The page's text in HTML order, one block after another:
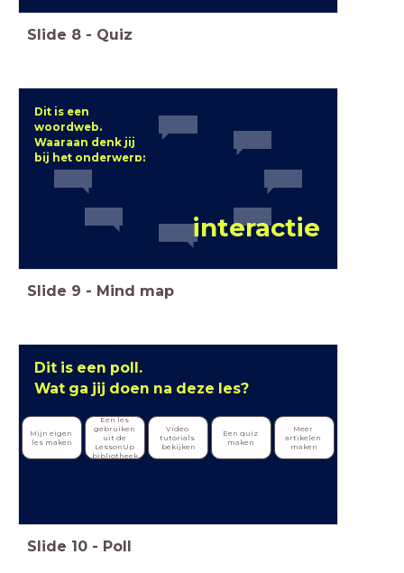
Slide 8 - Quiz
Dit is een
woordweb.
Waaraan denk jij
bij het onderwerp:
interactie
Slide 9 - Mind map
Dit is een poll.
Wat ga jij doen na deze les?
Mijn eigen
les maken
Een les
gebruiken
uit de
LessonUp
bibliotheek
Video
tutorials
bekijken
Een quiz
maken
Meer
artikelen
maken
Slide 10 - Poll